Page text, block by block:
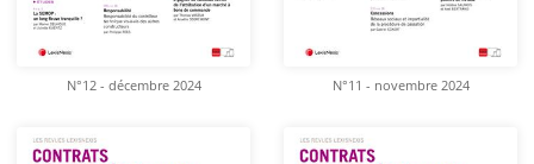
N°12 - décembre 2024 N°11 - novembre 2024